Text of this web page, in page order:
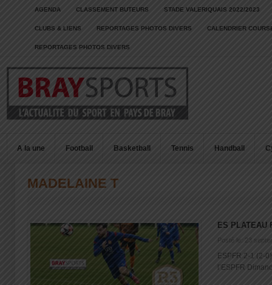
AGENDA CLASSEMENT BUTEURS STADE VALERIQUAIS 2022/2023
CLUBS & LIENS REPORTAGES PHOTOS DIVERS CALENDRIER
REPORTAGES PHOTOS DIVERS
A la une Football Basketball Tennis Handball
MADELAINE T
ES PLATEAU
Posté le: 23
ESPFR 2-1 (2-
l’ESPFR